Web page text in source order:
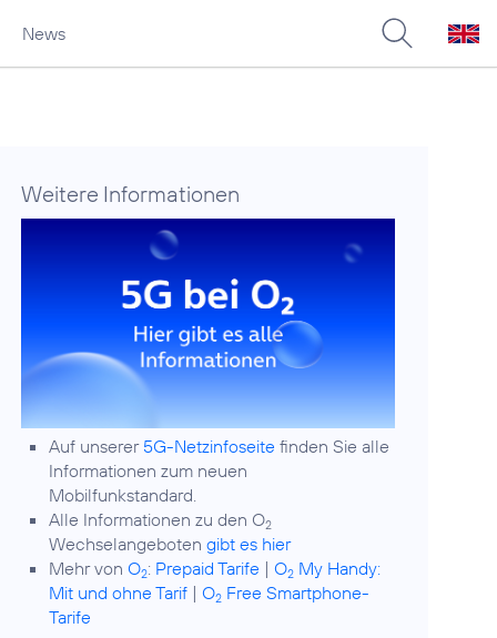
News
Weitere Informationen
Auf unserer 5G-Netzinfoseite finden Sie alle
Informationen zum neuen
Mobilfunkstandard.
Alle Informationen zu den O2
Wechselangebotengibt es hier
Mehr vonO2: Prepaid Tarife |O2 My Handy:
Mit und ohne Tarif |O2 Free Smartphone-
Tarife